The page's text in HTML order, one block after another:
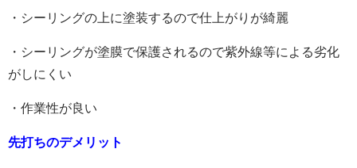
・シーリングの上に塗装するので仕上がりが綺麗
・シーリングが塗膜で保護されるので紫外線等による劣化
がしにくい
・作業性が良い
先打ちのデメリット